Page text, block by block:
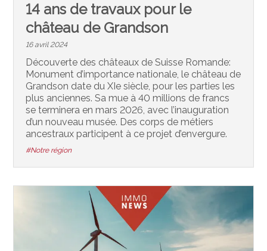
14 ans de travaux pour le
château de Grandson
16 avril 2024
Découverte des châteaux de Suisse Romande:
Monument d’importance nationale, le château de
Grandson date du XIe siècle, pour les parties les
plus anciennes. Sa mue à 40 millions de francs
se terminera en mars 2026, avec l’inauguration
d’un nouveau musée. Des corps de métiers
ancestraux participent à ce projet d’envergure.
#Notre région